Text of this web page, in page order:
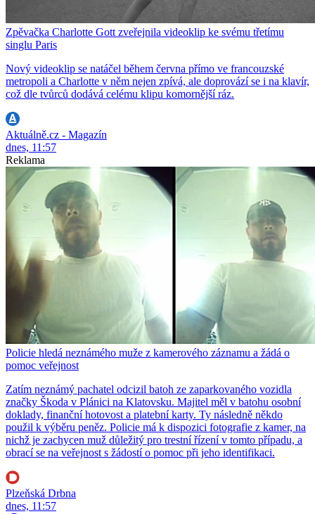
Zpěvačka Charlotte Gott zveřejnila videoklip ke svému třetímu
singlu Paris
Nový videoklip se natáčel během června přímo ve francouzské
metropoli a Charlotte v něm nejen zpívá, ale doprovází se i na klavír,
což dle tvůrců dodává celému klipu komornější ráz.
Aktuálně.cz - Magazín
dnes, 11:57
Reklama
Policie hledá neznámého muže z kamerového záznamu a žádá o
pomoc veřejnost
Zatím neznámý pachatel odcizil batoh ze zaparkovaného vozidla
značky Škoda v Plánici na Klatovsku. Majitel měl v batohu osobní
doklady, finanční hotovost a platební karty. Ty následně někdo
použil k výběru peněz. Policie má k dispozici fotografie z kamer, na
nichž je zachycen muž důležitý pro trestní řízení v tomto případu, a
obrací se na veřejnost s žádostí o pomoc při jeho identifikaci.
Plzeňská Drbna
dnes, 11:57